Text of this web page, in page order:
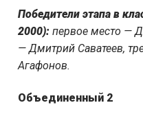
Победители этапа в
2000): первое место —
— Дмитрий Саватеев,
Агафонов.
Объединенный 2